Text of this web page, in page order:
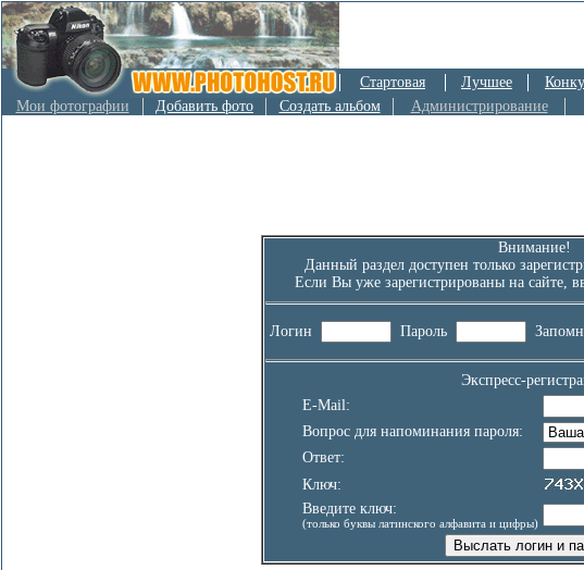
Стартовая Лучшее
Мои фотографии
Добавить фото Создать альбом Администрирование
Внимание!
Данный раздел доступен только
Если Вы уже зарегистрированы на сайте,
Логин Пароль
Экспресс-
E-Mail:
Вопрос для напоминания пароля:
Ответ:
Ключ:
Введите ключ:
(только буквы латинского алфавита и цифры)